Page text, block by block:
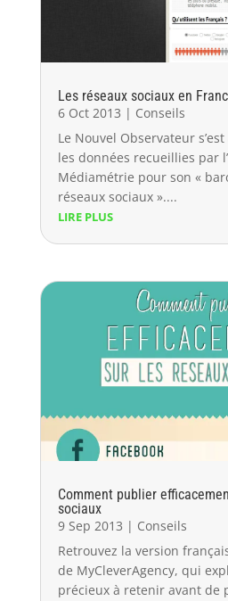
Les réseaux sociaux en
6 Oct 2013 | Conseils
Le Nouvel Observateur
les données recueillies par
Médiamétrie pour son «
réseaux sociaux »....
LIRE PLUS
Comment publier
sociaux
9 Sep 2013 | Conseils
Retrouvez la version
de MyCleverAgency, qui
précieux à retenir avant de